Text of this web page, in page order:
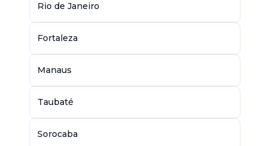
Rio de Janeiro
Fortaleza
Manaus
Taubaté
Sorocaba